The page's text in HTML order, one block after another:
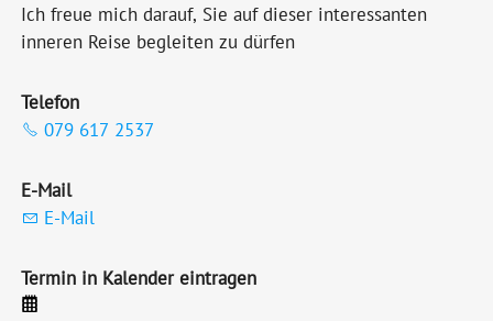
Ich freue mich darauf, Sie auf dieser interessanten
inneren Reise begleiten zu dürfen
Telefon
079 617 2537
E-Mail
E-Mail
Termin in Kalender eintragen